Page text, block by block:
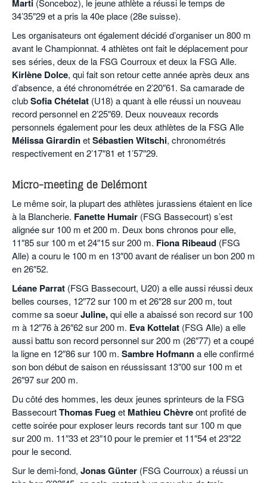
Marti (Sonceboz), le jeune athlète a réussi le temps de
34’35″29 et a pris la 40e place (28e suisse).
Les organisateurs ont également décidé d’organiser un 800 m
avant le Championnat. 4 athlètes ont fait le déplacement pour
ses séries, deux de la FSG Courroux et deux la FSG Alle.
Kirlène Dolce, qui fait son retour cette année après deux ans
d’absence, a été chronométrée en 2’20″61. Sa camarade de
clubSofia Chételat (U18) a quant à elle réussi un nouveau
record personnel en 2’25″69. Deux nouveaux records
personnels également pour les deux athlètes de la FSG Alle
Mélissa GirardinetSébastien Witschi, chronométrés
respectivement en 2’17″81 et 1’57″29.
Micro-meeting de Delémont
Le même soir, la plupart des athlètes jurassiens étaient en lice
à la Blancherie. Fanette Humair (FSG Bassecourt) s’est
alignée sur 100 m et 200 m. Deux bons chronos pour elle,
11″85 sur 100 m et 24″15 sur 200 m. Fiona Ribeaud (FSG
Alle) a couru le 100 m en 13″00 avant de réaliser un bon 200 m
en 26″52.
Léane Parrat (FSG Bassecourt, U20) a elle aussi réussi deux
belles courses, 12″72 sur 100 m et 26″28 sur 200 m, tout
comme sa soeurJuline,qui elle a abaissé son record sur 100
m à 12″76 à 26″62 sur 200 m. Eva Kottelat (FSG Alle) a elle
aussi battu son record personnel sur 200 m (26″77) et a coupé
la ligne en 12″86 sur 100 m. Sambre Hofmanna elle confirmé
son bon début de saison en réussissant 13″00 sur 100 m et
26″97 sur 200 m.
Du côté des hommes, les deux jeunes sprinteurs de la FSG
BassecourtThomas Fueget Mathieu Chèvreont profité de
cette soirée pour exploser leurs records tant sur 100 m que
sur 200 m. 11″33 et 23″10 pour le premier et 11″54 et 23″22
pour le second.
Sur le demi-fond, Jonas Günter (FSG Courroux) a réussi un